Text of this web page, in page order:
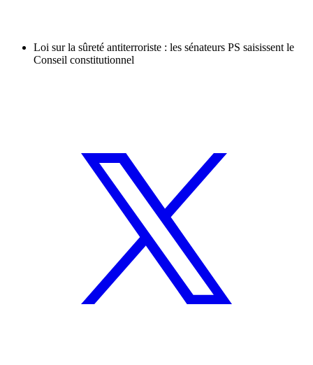
Loi sur la sûreté antiterroriste : les sénateurs PS saisissent le
Conseil constitutionnel